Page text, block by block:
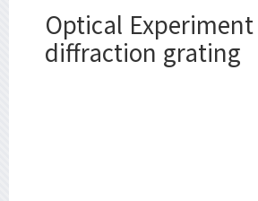
Optical
diffraction grating